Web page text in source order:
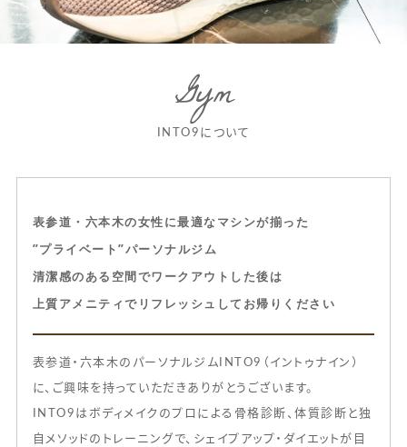
Gym
INTO9について
表参道・六本木の女性に最適なマシンが揃った
”プライベート”パーソナルジム
清潔感のある空間でワークアウトした後は
上質アメニティでリフレッシュしてお帰りください
表参道・六本木のパーソナルジムINTO9（イントゥナイン）
に、ご興味を持っていただきありがとうございます。
INTO9はボディメイクのプロによる骨格診断、体質診断と独
自メソッドのトレーニングで、シェイプアップ・ダイエットが目